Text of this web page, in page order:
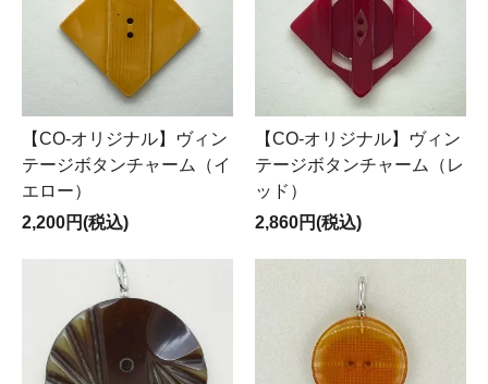
【CO-オリジナル】ヴィン
テージボタンチャーム（イ
エロー）
2,200円(税込)
【CO-オリジナル】ヴィン
テージボタンチャーム（レ
ッド）
2,860円(税込)